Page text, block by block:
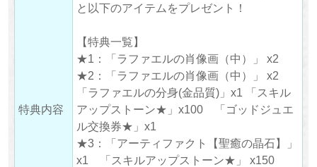
特典内容
と以下のアイテムをプレゼント！
【特典一覧】
★1：「ラファエルの肖像画（中）」 x2
★2：「ラファエルの肖像画（中）」 x2
「ラファエルの分身(金品質)」x1 「スキル
アップストーン★」x100 「ゴッドジュエ
ル交換券★」x1
★3：「アーティファクト【聖癒の晶石】」
x1 「スキルアップストーン★」 x150